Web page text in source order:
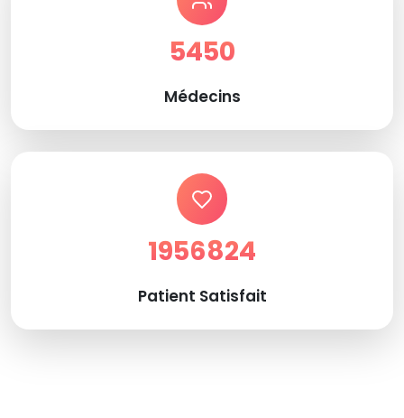
5450
Médecins
1956824
Patient Satisfait